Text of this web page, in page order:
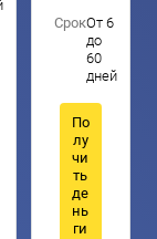
СрокОт 6
до
60
дней
По
лу
чи
ть
де
нь
ги